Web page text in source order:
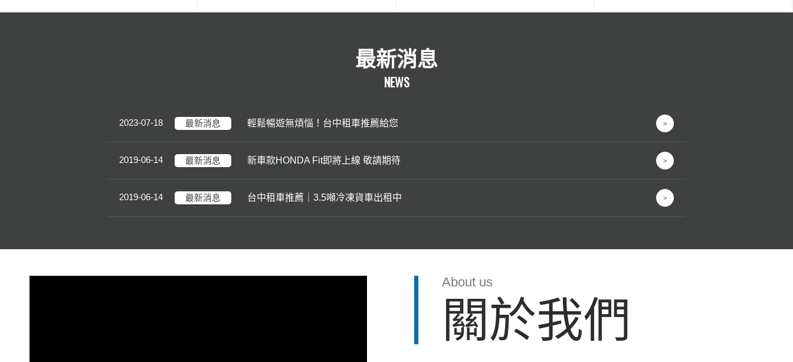
最新消息
NEWS
2023-07-18 最新消息 輕鬆暢遊無煩惱！台中租車推薦給您
2019-06-14 最新消息 新車款HONDA Fit即將上線 敬請期待
2019-06-14 最新消息 台中租車推薦｜3.5噸冷凍貨車出租中
About us
關於我們